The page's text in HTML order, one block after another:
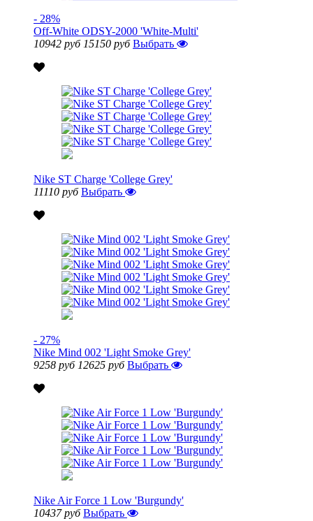
- 28%
Off-White ODSY-2000 'White-Multi'
10942 руб 15150 руб Выбрать
Nike ST Charge 'College Grey'
11110 руб Выбрать
- 27%
Nike Mind 002 'Light Smoke Grey'
9258 руб 12625 руб Выбрать
Nike Air Force 1 Low 'Burgundy'
10437 руб Выбрать